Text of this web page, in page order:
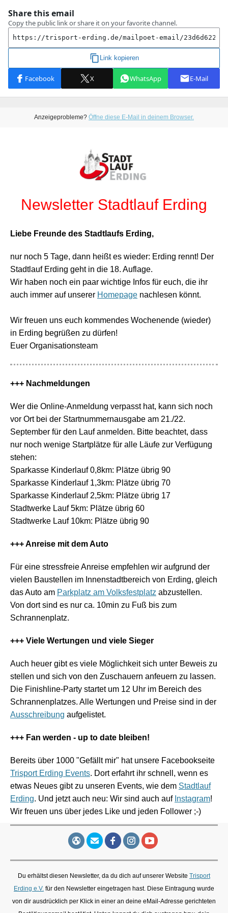
Anzeigeprobleme? Öffne diese E-Mail in deinem Browser.
Newsletter Stadtlauf Erding
Liebe Freunde des Stadtlaufs Erding,
nur noch 5 Tage, dann heißt es wieder: Erding rennt! Der
Stadtlauf Erding geht in die 18. Auflage.
Wir haben noch ein paar wichtige Infos für euch, die ihr
auch immer auf unserer Homepage nachlesen könnt.
Wir freuen uns euch kommendes Wochenende (wieder)
in Erding begrüßen zu dürfen!
Euer Organisationsteam
+++ Nachmeldungen
Wer die Online-Anmeldung verpasst hat, kann sich noch
vor Ort bei der Startnummernausgabe am 21./22.
September für den Lauf anmelden. Bitte beachtet, dass
nur noch wenige Startplätze für alle Läufe zur Verfügung
stehen:
Sparkasse Kinderlauf 0,8km: Plätze übrig 90
Sparkasse Kinderlauf 1,3km: Plätze übrig 70
Sparkasse Kinderlauf 2,5km: Plätze übrig 17
Stadtwerke Lauf 5km: Plätze übrig 60
Stadtwerke Lauf 10km: Plätze übrig 90
+++ Anreise mit dem Auto
Für eine stressfreie Anreise empfehlen wir aufgrund der
vielen Baustellen im Innenstadtbereich von Erding, gleich
das Auto am Parkplatz am Volksfestplatz abzustellen.
Von dort sind es nur ca. 10min zu Fuß bis zum
Schrannenplatz.
+++ Viele Wertungen und viele Sieger
Auch heuer gibt es viele Möglichkeit sich unter Beweis zu
stellen und sich von den Zuschauern anfeuern zu lassen.
Die Finishline-Party startet um 12 Uhr im Bereich des
Schrannenplatzes. Alle Wertungen und Preise sind in der
Ausschreibung aufgelistet.
+++ Fan werden - up to date bleiben!
Bereits über 1000 "Gefällt mir" hat unsere Facebookseite
Trisport Erding Events. Dort erfahrt ihr schnell, wenn es
etwas Neues gibt zu unseren Events, wie dem Stadtlauf
Erding. Und jetzt auch neu: Wir sind auch auf Instagram!
Wir freuen uns über jedes Like und jeden Follower ;-)
Du erhältst diesen Newsletter, da du dich auf unserer Website Trisport
Erding e.V. für den Newsletter eingetragen hast. Diese Eintragung wurde
von dir ausdrücklich per Klick in einer an deine eMail-Adresse gerichteten